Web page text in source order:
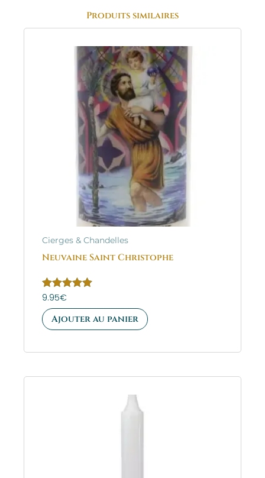
Produits similaires
Cierges & Chandelles
Neuvaine Saint Christophe
Note
sur 5
9.95€
Ajouter au panier